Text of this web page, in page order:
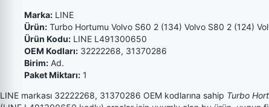
Marka: LINE
Ürün: Turbo Hortumu Volvo S60 2 (134) Volvo S80 2 (124)
Ürün Kodu: LINE L491300650
OEM Kodları: 32222268, 31370286
Birim: Ad.
Paket Miktarı: 1
LINE markası 32222268, 31370286 OEM kodlarına sahip Turbo